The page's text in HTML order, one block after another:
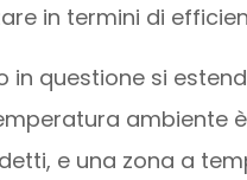
in termini di
in questione si
ambiente
e una zona a